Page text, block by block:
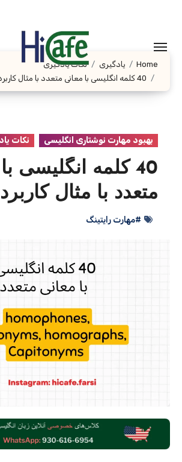
content
Home یادگیری
نکات یادگیری
40 کلمه انگلیسی با معانی متعدد با مثال کاربردی
بهبود مهارت نوشتاری انگلیسی نکات
40 کلمه انگلیسی
متعدد با مثال
#مهارت رایتینگ